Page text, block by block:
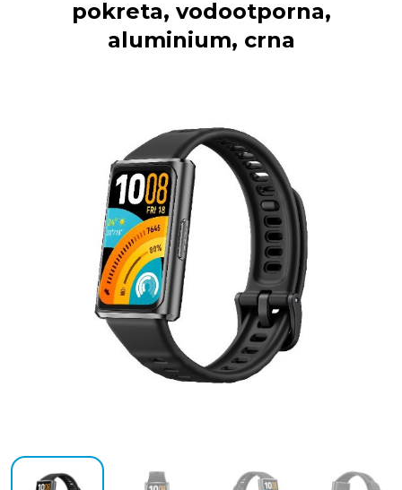
pokreta, vodootporna,
aluminium, crna